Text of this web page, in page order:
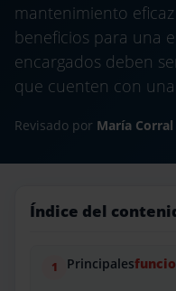
mantenimiento
beneficios para una
encargados deben
que cuenten con
Revisado por María Corral
Índice del
Principales